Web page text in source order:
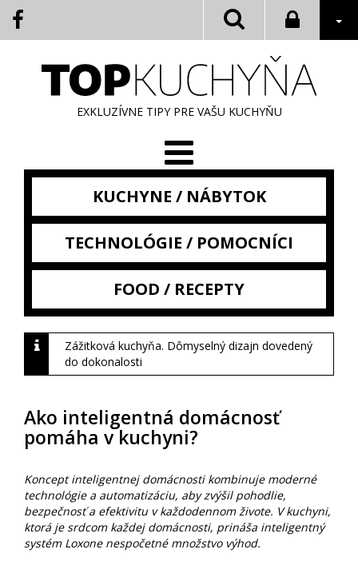
EXKLUZÍVNE TIPY PRE VAŠU KUCHYŇU
KUCHYNE / NÁBYTOK
TECHNOLÓGIE / POMOCNÍCI
FOOD / RECEPTY
Zážitková kuchyňa. Dômyselný dizajn dovedený
do dokonalosti
Ako inteligentná domácnosť
pomáha v kuchyni?
Koncept inteligentnej domácnosti kombinuje moderné
technológie a automatizáciu, aby zvýšil pohodlie,
bezpečnosť a efektivitu v každodennom živote. V kuchyni,
ktorá je srdcom každej domácnosti, prináša inteligentný
systém Loxone nespočetné množstvo výhod.